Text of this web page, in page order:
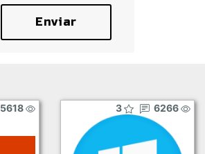
Enviar
5618 3 6266